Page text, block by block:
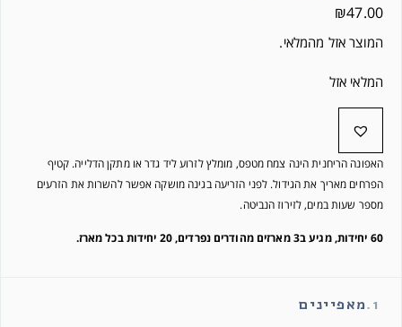
₪47.00
המוצר אזל מהמלאי.
המלאי אזל
האפונה הריחנית הינה צמח מטפס, מומלץ לזרוע ליד גדר או מתקן הדלייה. קטיף
הפרחים מאריך את הגידול. לפני הזריעה בגינה מושקה אפשר להשרות את הזרעים
מספר שעות במים, לזירוז הנביטה.
60 יחידות, מגיע ב3 מארזים מהודרים נפרדים, 20 יחידות בכל מארז.
1. מאפיינים